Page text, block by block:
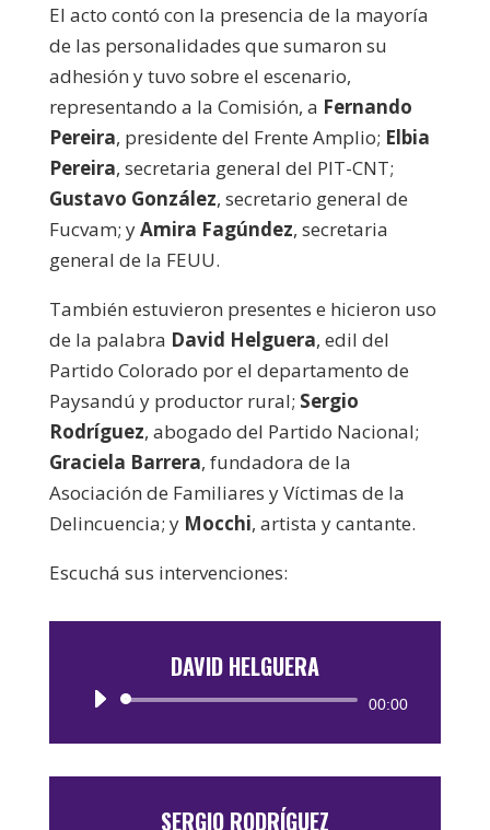
El acto contó con la presencia de la mayoría
de las personalidades que sumaron su
adhesión y tuvo sobre el escenario,
representando a la Comisión, a Fernando
Pereira, presidente del Frente Amplio; Elbia
Pereira, secretaria general del PIT-CNT;
Gustavo González, secretario general de
Fucvam; yAmira Fagúndez, secretaria
general de la FEUU.
También estuvieron presentes e hicieron uso
de la palabra David Helguera, edil del
Partido Colorado por el departamento de
Paysandú y productor rural; Sergio
Rodríguez, abogado del Partido Nacional;
Graciela Barrera, fundadora de la
Asociación de Familiares y Víctimas de la
Delincuencia; y Mocchi, artista y cantante.
Escuchá sus intervenciones:
DAVID HELGUERA
Reproductor
00:00
SERGIO RODRÍGUEZ